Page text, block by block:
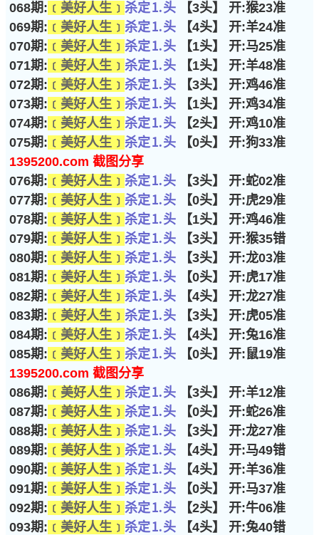
068期: ﹝美好人生﹞ 杀定⒈头 【3头】 开:猴23准
069期: ﹝美好人生﹞ 杀定⒈头 【4头】 开:羊24准
070期: ﹝美好人生﹞ 杀定⒈头 【1头】 开:马25准
071期: ﹝美好人生﹞ 杀定⒈头 【1头】 开:羊48准
072期: ﹝美好人生﹞ 杀定⒈头 【3头】 开:鸡46准
073期: ﹝美好人生﹞ 杀定⒈头 【1头】 开:鸡34准
074期: ﹝美好人生﹞ 杀定⒈头 【2头】 开:鸡10准
075期: ﹝美好人生﹞ 杀定⒈头 【0头】 开:狗33准
1395200.com 截图分享
076期: ﹝美好人生﹞ 杀定⒈头 【3头】 开:蛇02准
077期: ﹝美好人生﹞ 杀定⒈头 【0头】 开:虎29准
078期: ﹝美好人生﹞ 杀定⒈头 【1头】 开:鸡46准
079期: ﹝美好人生﹞ 杀定⒈头 【3头】 开:猴35错
080期: ﹝美好人生﹞ 杀定⒈头 【3头】 开:龙03准
081期: ﹝美好人生﹞ 杀定⒈头 【0头】 开:虎17准
082期: ﹝美好人生﹞ 杀定⒈头 【4头】 开:龙27准
083期: ﹝美好人生﹞ 杀定⒈头 【3头】 开:虎05准
084期: ﹝美好人生﹞ 杀定⒈头 【4头】 开:兔16准
085期: ﹝美好人生﹞ 杀定⒈头 【0头】 开:鼠19准
1395200.com 截图分享
086期: ﹝美好人生﹞ 杀定⒈头 【3头】 开:羊12准
087期: ﹝美好人生﹞ 杀定⒈头 【0头】 开:蛇26准
088期: ﹝美好人生﹞ 杀定⒈头 【3头】 开:龙27准
089期: ﹝美好人生﹞ 杀定⒈头 【4头】 开:马49错
090期: ﹝美好人生﹞ 杀定⒈头 【4头】 开:羊36准
091期: ﹝美好人生﹞ 杀定⒈头 【0头】 开:马37准
092期: ﹝美好人生﹞ 杀定⒈头 【2头】 开:牛06准
093期: ﹝美好人生﹞ 杀定⒈头 【4头】 开:兔40错